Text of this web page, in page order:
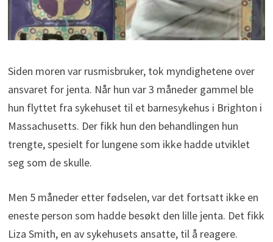
Siden moren var rusmisbruker, tok myndighetene over
ansvaret for jenta. Når hun var 3 måneder gammel ble
hun flyttet fra sykehuset til et barnesykehus i Brighton i
Massachusetts. Der fikk hun den behandlingen hun
trengte, spesielt for lungene som ikke hadde utviklet
seg som de skulle.
Men 5 måneder etter fødselen, var det fortsatt ikke en
eneste person som hadde besøkt den lille jenta. Det fikk
Liza Smith, en av sykehusets ansatte, til å reagere.